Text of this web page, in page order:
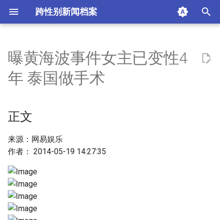
跨性别新闻档案
n
a
l
i
z
i
n
正文
附加信息 [Processed Page
曝黄海波事件女主已变性4
年 泰国做手术
正文
来源：网易娱乐
作者： 2014-05-19 14:27:35